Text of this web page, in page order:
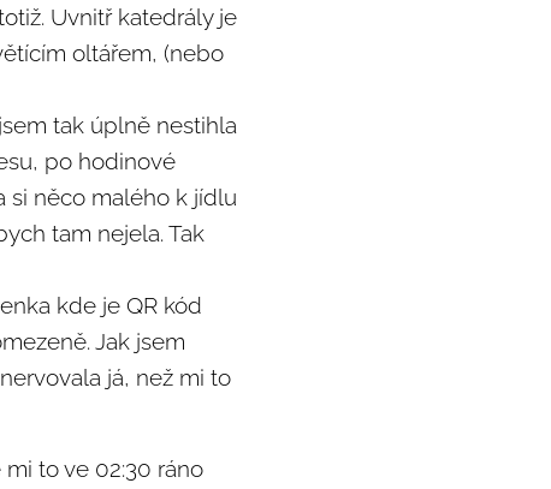
Uvnitř katedrály je
oltářem, (nebo
tak úplně nestihla
po hodinové
si něco malého k jídlu
tam nejela. Tak
kde je QR kód
Jak jsem
já, než mi to
to ve 02:30 ráno